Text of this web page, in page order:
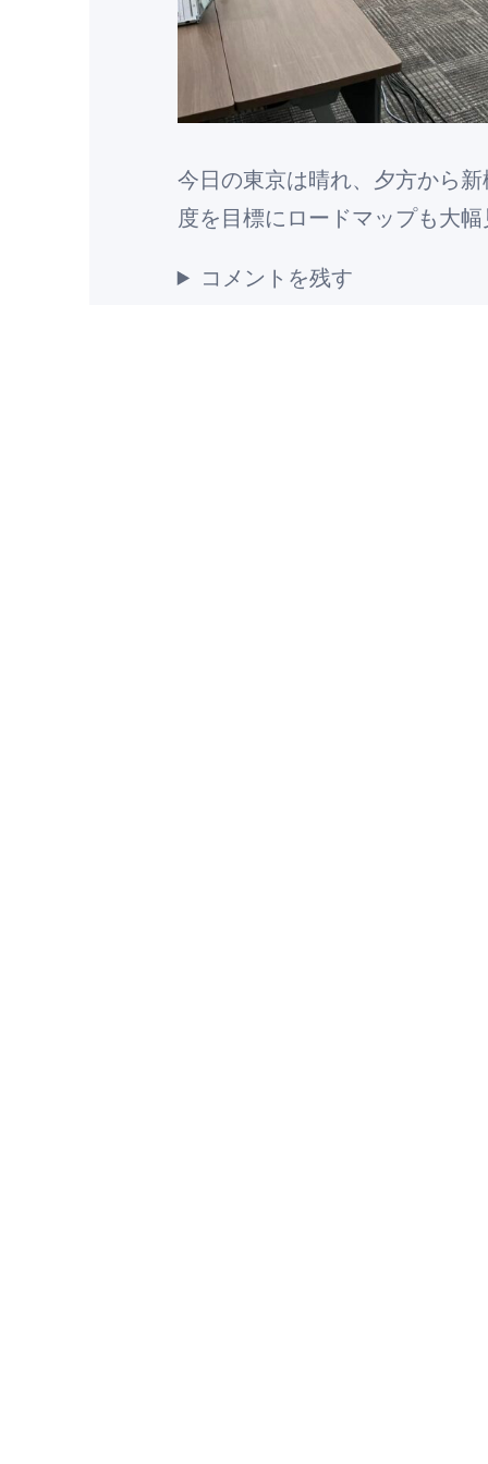
今日の東京は晴れ、夕方から
度を目標にロードマップも大
コメントを残す